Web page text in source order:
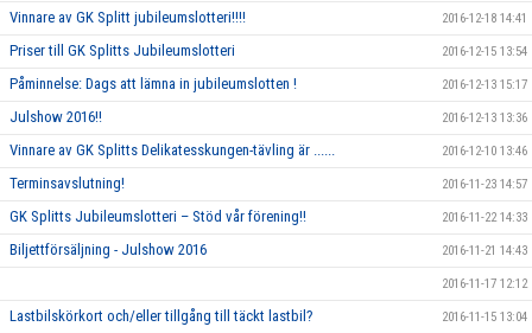
Vinnare av GK Splitt jubileumslotteri!!!! 2016-12-18 14:41
Priser till GK Splitts Jubileumslotteri 2016-12-15 13:54
Påminnelse: Dags att lämna in jubileumslotten ! 2016-12-13 15:17
Julshow 2016!! 2016-12-13 13:36
Vinnare av GK Splitts Delikatesskungen-tävling är ...... 2016-12-10 13:46
Terminsavslutning! 2016-11-23 14:57
GK Splitts Jubileumslotteri – Stöd vår förening!! 2016-11-22 14:33
Biljettförsäljning - Julshow 2016 2016-11-21 14:43
2016-11-17 12:12
Lastbilskörkort och/eller tillgång till täckt lastbil? 2016-11-15 13:04